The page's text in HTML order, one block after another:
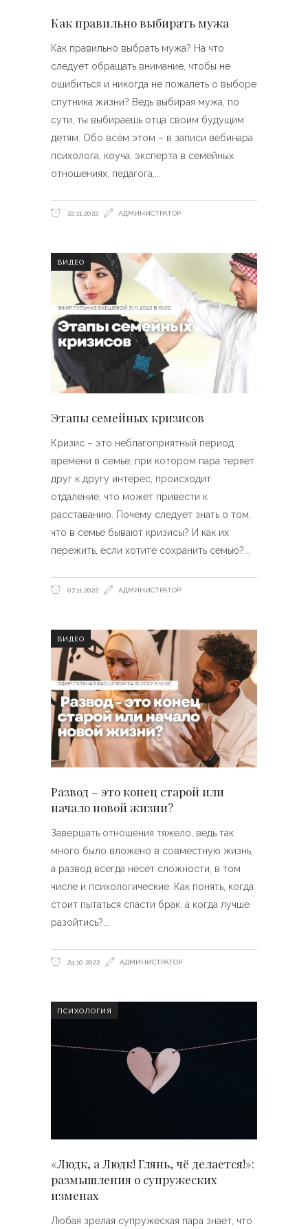
Как правильно выбирать мужа
Как правильно выбрать мужа? На что
следует обращать внимание, чтобы не
ошибиться и никогда не пожалеть о выборе
спутника жизни? Ведь выбирая мужа, по
сути, ты выбираешь отца своим будущим
детям. Обо всём этом – в записи вебинара
психолога, коуча, эксперта в семейных
отношениях, педагога,
22.11.2022 АДМИНИСТРАТОР
ВИДЕО
Этапы семейных кризисов
Кризис – это неблагоприятный период
времени в семье, при котором пара теряет
друг к другу интерес, происходит
отдаление, что может привести к
расставанию. Почему следует знать о том,
что в семье бывают кризисы? И как их
пережить, если хотите сохранить семью?
07.11.2022 АДМИНИСТРАТОР
ВИДЕО
Развод – это конец старой или
начало новой жизни?
Завершать отношения тяжело, ведь так
много было вложено в совместную жизнь,
а развод всегда несет сложности, в том
числе и психологические. Как понять, когда
стоит пытаться спасти брак, а когда лучше
разойтись?
24.10.2022 АДМИНИСТРАТОР
ПСИХОЛОГИЯ
«Людк, а Людк! Глянь, чё делается!»:
размышления о супружеских
изменах
Любая зрелая супружеская пара знает, что